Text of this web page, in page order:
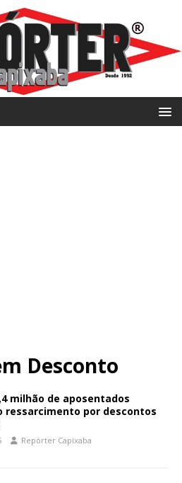
Desconto
milhão de aposentados
ressarcimento por descontos
Repórter Capixaba